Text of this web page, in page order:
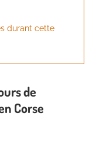
durant cette
de
Corse